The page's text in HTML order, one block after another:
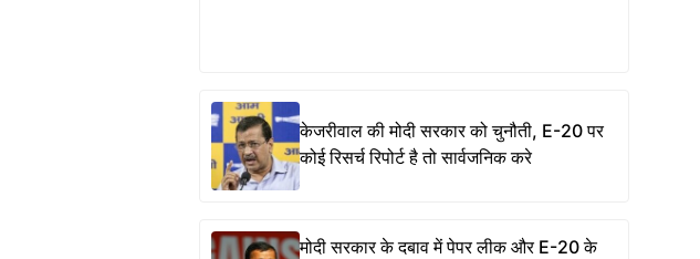
केजरीवाल की मोदी सरकार को चुनौती, E-20 पर
कोई रिसर्च रिपोर्ट है तो सार्वजनिक करे
मोदी सरकार के दबाव में पेपर लीक और E-20 के